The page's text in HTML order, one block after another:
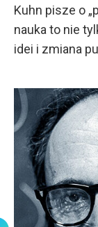
Kuhn pisze o
nauka to nie
idei i zmiana